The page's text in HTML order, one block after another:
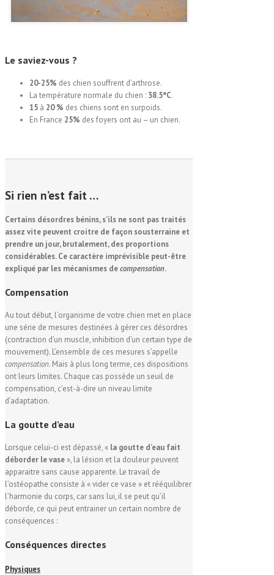
Le saviez-vous ?
20-25% des chien souffrent d’arthrose.
La température normale du chien : 38.5°C.
15 à 20 % des chiens sont en surpoids.
En France 25% des foyers ont au – un chien.
Si rien n’est fait …
Certains désordres bénins, s’ils ne sont pas traités
assez vite peuvent croitre de façon sousterraine et
prendre un jour, brutalement, des proportions
considérables. Ce caractère imprévisible peut-être
expliqué par les mécanismes decompensation.
Compensation
Au tout début, l’organisme de votre chien met en place
une série de mesures destinées à gérer ces désordres
(contraction d’un muscle, inhibition d’un certain type de
mouvement). L’ensemble de ces mesures s’appelle
compensation. Mais à plus long terme, ces dispositions
ont leurs limites. Chaque cas possède un seuil de
compensation, c’est-à-dire un niveau limite
d’adaptation.
La goutte d’eau
Lorsque celui-ci est dépassé, « la goutte d’eau fait
déborder le vase», la lésion et la douleur peuvent
apparaitre sans cause apparente. Le travail de
l’ostéopathe consiste à « vider ce vase » et rééquilibrer
l’harmonie du corps, car sans lui, il se peut qu’il
déborde, ce qui peut entrainer un certain nombre de
conséquences :
Conséquences directes
Physiques